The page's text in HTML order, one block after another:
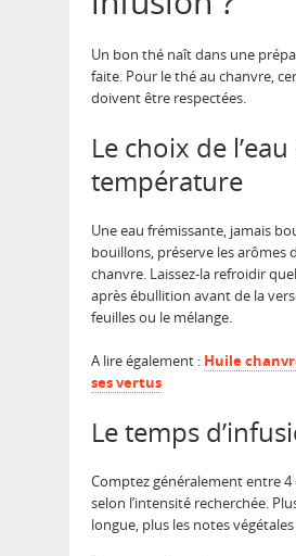
Un bon thé naît dans une
faite. Pour le thé au chanvre,
doivent être respectées.
Le choix de
température
Une eau frémissante, jamais
bouillons, préserve les arômes
chanvre. Laissez-la refroidir
après ébullition avant de la
feuilles ou le mélange.
A lire également : Huile
ses vertus
Le temps
Comptez généralement entre
selon l’intensité recherchée.
longue, plus les notes